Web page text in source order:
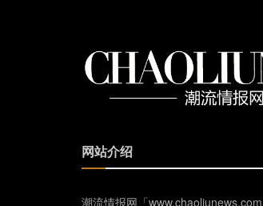
网站介绍
潮流情报网「